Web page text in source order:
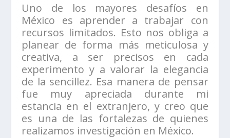
Uno de los mayores desafíos en
México es aprender a trabajar con
recursos limitados. Esto nos obliga a
planear de forma más meticulosa y
creativa, a ser precisos en cada
experimento y a valorar la elegancia
de la sencillez. Esa manera de pensar
fue muy apreciada durante mi
estancia en el extranjero, y creo que
es una de las fortalezas de quienes
realizamos investigación en México.